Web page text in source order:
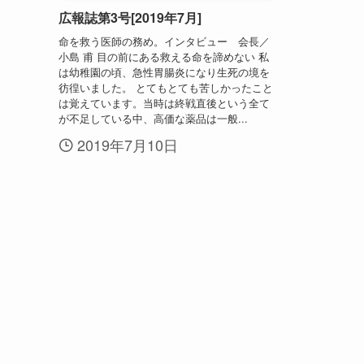
広報誌第3号[2019年7月]
命を救う医師の務め。インタビュー 会長／
小島 甫 目の前にある救える命を諦めない 私
は幼稚園の頃、急性胃腸炎になり生死の境を
彷徨いました。 とてもとても苦しかったこと
は覚えています。当時は終戦直後という全て
が不足している中、高価な薬品は一般...
2019年7月10日